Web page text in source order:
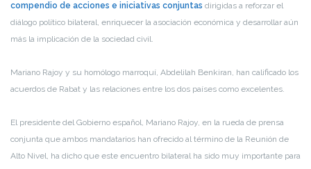
compendio de acciones e iniciativas conjuntas dirigidas a reforzar el
diálogo político bilateral, enriquecer la asociación económica y desarrollar aún
más la implicación de la sociedad civil.
Mariano Rajoy y su homólogo marroquí, Abdelilah Benkiran, han calificado los
acuerdos de Rabat y las relaciones entre los dos países como excelentes.
El presidente del Gobierno español, Mariano Rajoy, en la rueda de prensa
conjunta que ambos mandatarios han ofrecido al término de la Reunión de
Alto Nivel, ha dicho que este encuentro bilateral ha sido muy importante para